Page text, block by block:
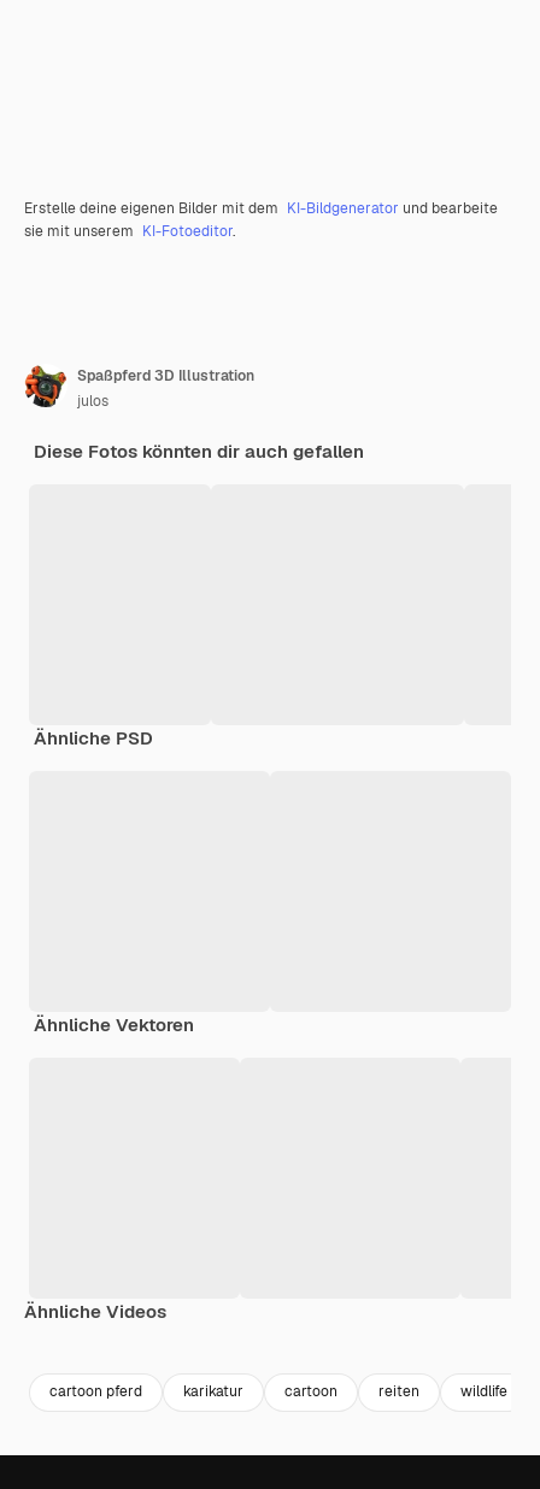
Erstelle deine eigenen Bilder mit dem KI-Bildgenerator und bearbeite
sie mit unserem KI-Fotoeditor.
Spaßpferd 3D Illustration
julos
Diese Fotos könnten dir auch gefallen
Ähnliche PSD
Ähnliche Vektoren
Ähnliche Videos
cartoon pferd karikatur cartoon reiten wildlife